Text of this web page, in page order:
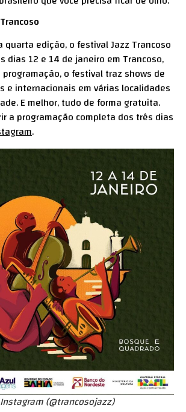
quarta edição, o festival Jazz Trancoso
dias 12 e 14 de janeiro em Trancoso,
programação, o festival traz shows de
e internacionais em várias localidades
E melhor, tudo de forma gratuita.
a programação completa dos três dias
.
(@trancosojazz)